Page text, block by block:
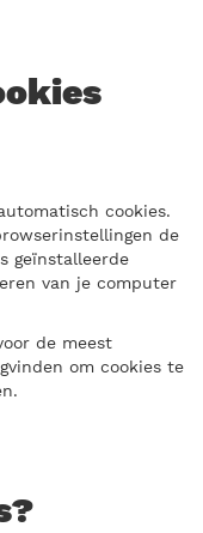
cookies.
de
geïnstalleerde
van je computer
de meest
om cookies te